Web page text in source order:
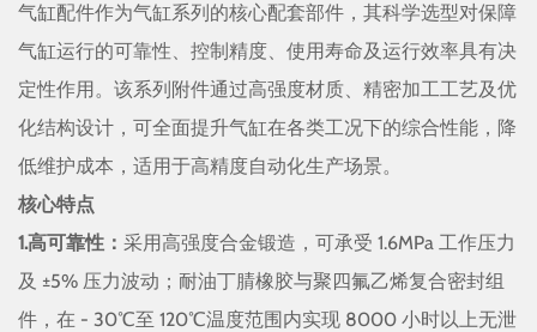
气缸配件作为气缸系列的核心配套部件，其科学选型对保障
气缸运行的可靠性、控制精度、使用寿命及运行效率具有决
定性作用。该系列附件通过高强度材质、精密加工工艺及优
化结构设计，可全面提升气缸在各类工况下的综合性能，降
低维护成本，适用于高精度自动化生产场景。​
核心特点​
1.高可靠性： 采用高强度合金锻造，可承受 1.6MPa 工作压力
及 ±5% 压力波动；耐油丁腈橡胶与聚四氟乙烯复合密封组
件，在 - 30℃至 120℃温度范围内实现 8000 小时以上无泄